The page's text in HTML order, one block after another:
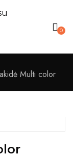
0
Multi color